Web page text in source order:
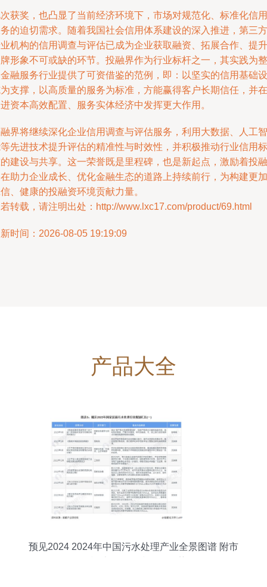
获奖，也凸显了当前经济环境下，市场对规范化、标准化信用
的迫切需求。随着我国社会信用体系建设的深入推进，第三方
机构的信用调查与评估已成为企业获取融资、拓展合作、提升
形象不可或缺的环节。投融界作为行业标杆之一，其实践为整
融服务行业提供了可资借鉴的范例，即：以坚实的信用基础设
支撑，以高质量的服务为标准，方能赢得客户长期信任，并在
资本高效配置、服务实体经济中发挥更大作用。
界将继续深化企业信用调查与评估服务，利用大数据、人工智
先进技术提升评估的精准性与时效性，并积极推动行业信用标
建设与共享。这一荣誉既是里程碑，也是新起点，激励着投融
助力企业成长、优化金融生态的道路上持续前行，为构建更加
、健康的投融资环境贡献力量。
转载，请注明出处：http://www.lxc17.com/product/69.html
时间：2026-08-05 19:19:09
产品大全
预见2024 2024年中国污水处理产业全景图谱 附市